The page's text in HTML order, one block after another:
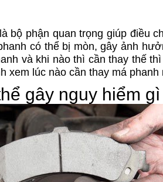
bộ phận quan trọng giúp điều
có thể bị mòn, gây ảnh
và khi nào thì cần thay thế
xem lúc nào cần thay má
gây nguy hiểm gì